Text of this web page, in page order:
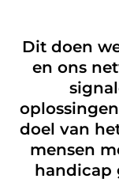
Dit doen
en ons
doel van
mensen
handicap